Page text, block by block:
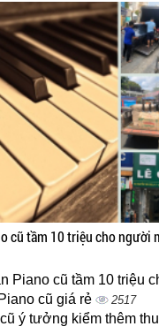
cũ tầm 10 triệu cho người
Piano cũ tầm 10 triệu
cũ giá rẻ
2517
ý tưởng kiểm thêm